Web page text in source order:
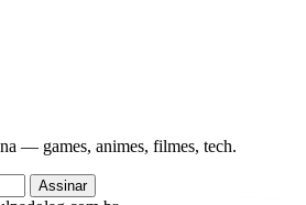
— games, animes, filmes, tech.
Assinar